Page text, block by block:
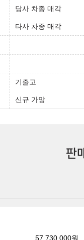
당사 차종 매각
타사 차종 매각
기출고
신규 가망
판
57,730,000원